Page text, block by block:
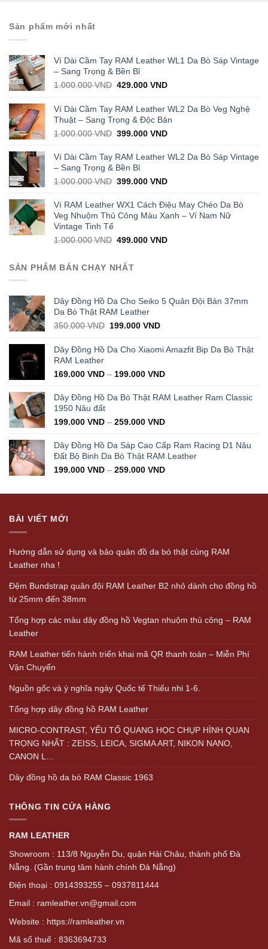
Sản phẩm mới nhất
Ví Dài Cầm Tay RAM Leather WL1 Da Bò Sáp Vintage
– Sang Trọng & Bền Bỉ
1.000.000VND Original
was:
1.000.000 VND.
429.000VNDCurrent
is:
429.000 VND.
Ví Dài Cầm Tay RAM Leather WL2 Da Bò Veg Nghệ
Thuật – Sang Trọng & Độc Bản
1.000.000VND Original
was:
1.000.000 VND.
399.000VNDCurrent
is:
Ví Dài Cầm Tay RAM Leather WL2 Da Bò Sáp Vintage
– Sang Trọng & Bền Bỉ
1.000.000VND Original
was:
1.000.000 VND.
399.000VNDCurrent
is:
399.000 VND.
Ví RAM Leather WX1 Cách Điệu May Chéo Da Bò
Veg Nhuộm Thủ Công Màu Xanh – Ví Nam Nữ
Vintage Tinh Tế
1.000.000VND Original
was:
1.000.000 VND.
499.000VNDCurrent
SẢN PHẨM BÁN CHẠY NHẤT
Dây Đồng Hồ Da Cho Seiko 5 Quân Đội Bản 37mm
Da Bò Thật RAM Leather
350.000VND Original
was:
199.000VNDCurrent
is:
199.000 VND.
Dây Đồng Hồ Da Cho Xiaomi Amazfit Bip Da Bò Thật
RAM Leather
169.000 VND – 199.000 VND
Dây Đồng Hồ Da Bò Thật RAM Leather Ram Classic
1950 Nâu đất
199.000 VND – 259.000 VND
Dây Đồng Hồ Da Sáp Cao Cấp Ram Racing D1 Nâu
Đất Bộ Binh Da Bò Thật RAM Leather
199.000 VND – 259.000 VND
BÀI VIẾT MỚI
Hướng dẫn sử dụng và bảo quản đồ da bò thật cùng RAM
Leather nha !
Đệm Bundstrap quân đội RAM Leather B2 nhỏ dành cho đồng hồ
từ 25mm đến 38mm
Tổng hợp các màu dây đồng hồ Vegtan nhuộm thủ công – RAM
Leather
RAM Leather tiến hành triển khai mã QR thanh toán – Miễn Phí
Vận Chuyển
Nguồn gốc và ý nghĩa ngày Quốc tế Thiếu nhi 1-6.
Tổng hợp dây đồng hồ RAM Leather
MICRO-CONTRAST, YẾU TỐ QUANG HỌC CHỤP HÌNH QUAN
TRỌNG NHẤT : ZEISS, LEICA, SIGMA ART, NIKON NANO,
CANON L…
Dây đồng hồ da bò RAM Classic 1963
THÔNG TIN CỬA HÀNG
RAM LEATHER
Showroom : 113/8 Nguyễn Du, quận Hải Châu, thành phố Đà
Nẵng. (Gần trung tâm hành chính Đà Nẵng)
Điện thoại : 0914393255 – 0937811444
Email : ramleather.vn@gmail.com
Website : https://ramleather.vn
Mã số thuế : 8363694733